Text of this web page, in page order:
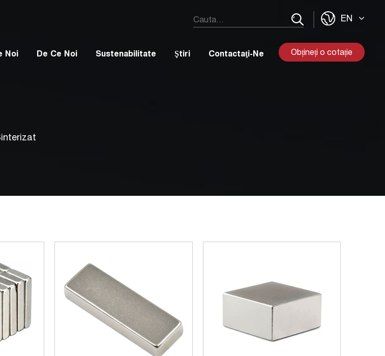
EN
Noi De Ce Noi Sustenabilitate Ştiri Contactaţi-Ne Obțineți o cotație